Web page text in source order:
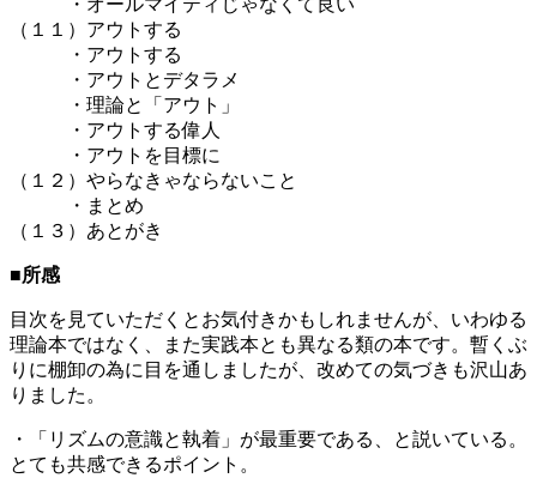
（１１）アウトする
・アウトする
・アウトとデタラメ
・理論と「アウト」
・アウトする偉人
・アウトを目標に
（１２）やらなきゃならないこと
・まとめ
（１３）あとがき
■所感
目次を見ていただくとお気付きかもしれませんが、いわゆる
理論本ではなく、また実践本とも異なる類の本です。暫くぶ
りに棚卸の為に目を通しましたが、改めての気づきも沢山あ
りました。
・「リズムの意識と執着」が最重要である、と説いている。
とても共感できるポイント。